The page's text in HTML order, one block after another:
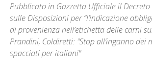
Pubblicato in Gazzetta Ufficiale il
sulle Disposizioni per “l’indicazione
di provenienza nell’etichetta delle carni
Prandini, Coldiretti: "Stop all’inganno dei
spacciati per italiani"